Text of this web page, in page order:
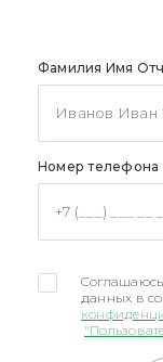
Фамилия Имя
Номер телефона
данных в